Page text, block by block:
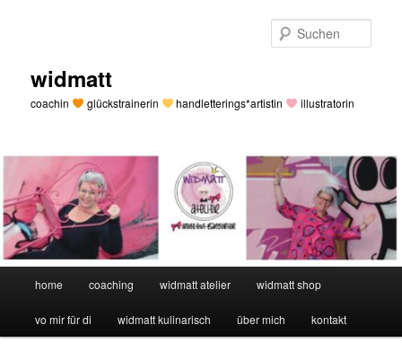
widmatt
coachin glückstrainerin handletterings*artistin illustratorin
home coaching widmatt atelier widmatt shop
vo mir für di widmatt kulinarisch über mich kontakt